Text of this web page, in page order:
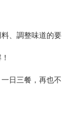
、調整味道的要
日三餐，再也不